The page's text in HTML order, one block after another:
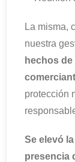
La misma,
nuestra
hechos
protección
Se elevó
presencia